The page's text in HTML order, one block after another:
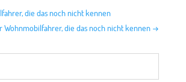
die das noch nicht kennen
Wohnmobilfahrer, die das noch nicht kennen →